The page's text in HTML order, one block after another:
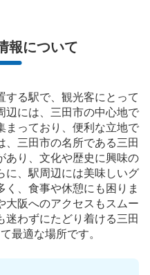
外コインロッカー
て左側に設置、営業時間は
100円/60分で最大400
大500円/12時間、大は
）
報について
する駅で、観光客にとって
辺には、三田市の中心地で
まっており、便利な立地で
、三田市の名所である三田
あり、文化や歴史に興味の
に、駅周辺には美味しいグ
、食事や休憩にも困りま
大阪へのアクセスもスムー
迷わずにたどり着ける三田
最適な場所です。